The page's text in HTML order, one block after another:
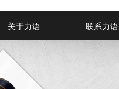
关于力语 联系力语